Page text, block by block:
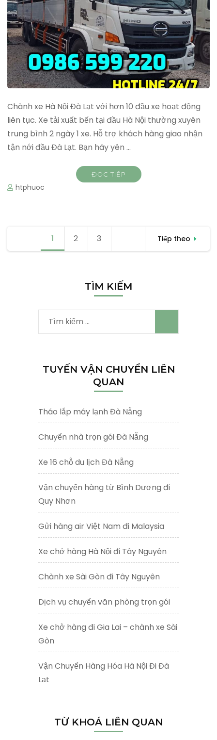
Chành xe Hà Nội Đà Lạt với hơn 10 đầu xe hoạt động
liên tục. Xe tải xuất bến tại đầu Hà Nội thường xuyên
trung bình 2 ngày 1 xe. Hỗ trợ khách hàng giao nhận
tận nới đầu Đà Lạt. Bạn hãy yên …
ĐỌC TIẾP
htphuoc
hướng
Trang
1 Trang
2 Trang
3 Tiếp theo
TÌM KIẾM
Tìm
kiếm
TUYẾN VẬN CHUYỂN LIÊN
QUAN
Tháo lắp máy lạnh Đà Nẵng
Chuyển nhà trọn gói Đà Nẵng
Xe 16 chỗ du lịch Đà Nẵng
Vận chuyển hàng từ Bình Dương đi
Quy Nhơn
Gửi hàng air Việt Nam đi Malaysia
Xe chở hàng Hà Nội đi Tây Nguyên
Chành xe Sài Gòn đi Tây Nguyên
Dịch vụ chuyển văn phòng trọn gói
Xe chở hàng đi Gia Lai – chành xe Sài
Gòn
Vận Chuyển Hàng Hóa Hà Nội Đi Đà
Lạt
TỪ KHOÁ LIÊN QUAN